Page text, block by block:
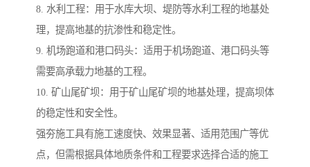
8. 水利工程：用于水库大坝、堤防等水利工程的地基处
理，提高地基的抗渗性和稳定性。
9. 机场跑道和港口码头：适用于机场跑道、港口码头等
需要高承载力地基的工程。
10. 矿山尾矿坝：用于矿山尾矿坝的地基处理，提高坝体
的稳定性和安全性。
强夯施工具有施工速度快、效果显著、适用范围广等优
点，但需根据具体地质条件和工程要求选择合适的施工